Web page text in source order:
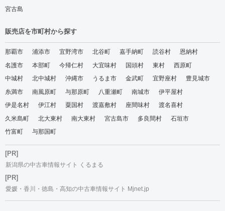
宮古島
販売店を市町村から探す
那覇市 浦添市 宜野湾市 北谷町 嘉手納町 読谷村
恩納村
名護市
本部町 今帰仁村 大宜味村 国頭村 東村
西原町
中城村
北中城村 沖縄市 うるま市 金武町 宜野座村
豊見城市
糸満市
南風原町 与那原町 八重瀬町 南城市
伊平屋村
伊是名村
伊江村 粟国村 渡嘉敷村 座間味村
渡名喜村
久米島町
北大東村 南大東村 宮古島市 多良間村
石垣市
竹富町
与那国町
[PR]
新潟県の中古車情報サイト くるまる
[PR]
愛媛・香川・徳島・高知の中古車情報サイト Mjnet.jp